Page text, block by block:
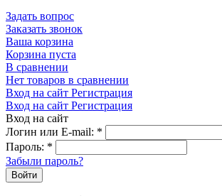
Задать вопрос
Заказать звонок
Ваша корзина
Корзина пуста
В сравнении
Нет товаров в сравнении
Вход на сайт Регистрация
Вход на сайт Регистрация
Вход на сайт
Логин или E-mail: *
Пароль: *
Забыли пароль?
Войти